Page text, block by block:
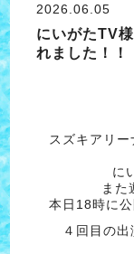
2026.06.05
にいがたTV
れました！！
スズキアリ
に
また
本日18時に
４回目の